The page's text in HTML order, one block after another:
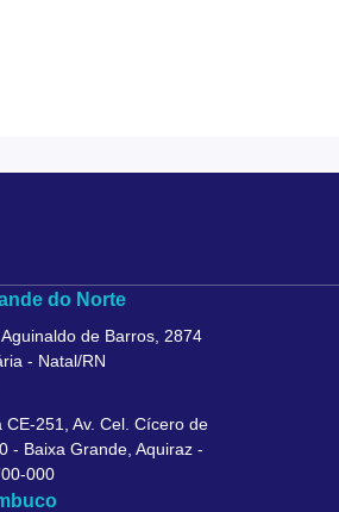
do Norte
de Barros, 2874
- Natal/RN
CE-251, Av. Cel. Cícero de
- Baixa Grande, Aquiraz -
000